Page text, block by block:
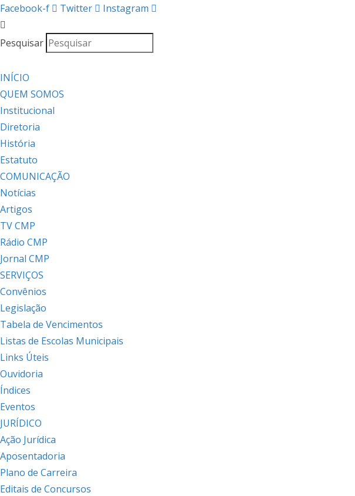
Facebook-f Twitter Instagram
Pesquisar
INÍCIO
QUEM SOMOS
Institucional
Diretoria
História
Estatuto
COMUNICAÇÃO
Notícias
Artigos
TV CMP
Rádio CMP
Jornal CMP
SERVIÇOS
Convênios
Legislação
Tabela de Vencimentos
Listas de Escolas Municipais
Links Úteis
Ouvidoria
Índices
Eventos
JURÍDICO
Ação Jurídica
Aposentadoria
Plano de Carreira
Editais de Concursos